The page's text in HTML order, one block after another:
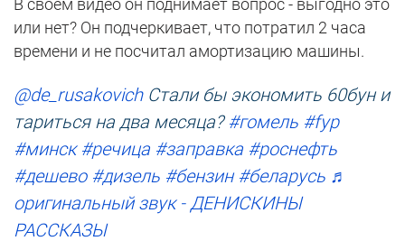
В своем видео он поднимает вопрос - выгодно это
или нет? Он подчеркивает, что потратил 2 часа
времени и не посчитал амортизацию машины.
@de_rusakovichСтали бы экономить 60бун и
тариться на два месяца? #гомель #fyp
#минск #речица #заправка #роснефть
#дешево #дизель #бензин #беларусь ♬
оригинальный звук - ДЕНИСКИНЫ
РАССКАЗЫ